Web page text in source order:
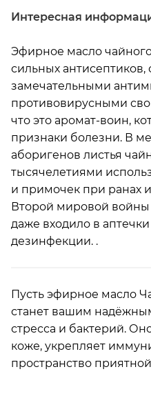
Интересная
Эфирное масло
сильных
замечательными
противовирусными
что это аромат-воин,
признаки болезни. В
аборигенов листья
тысячелетиями
и примочек при ранах
Второй мировой войны
даже входило в аптечки
дезинфекции. .
Пусть эфирное масло
станет вашим
стресса и бактерий.
коже, укрепляет
пространство